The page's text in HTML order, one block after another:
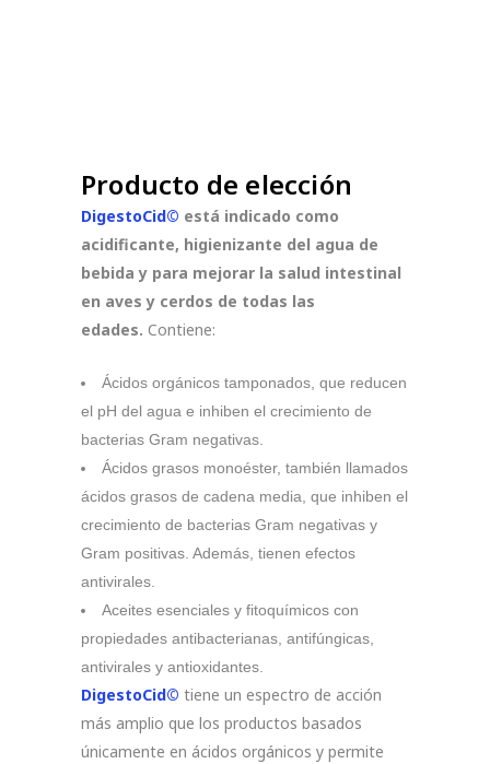
Producto de elección
DigestoCid© está indicado como
acidificante, higienizante del agua de
bebida y para mejorar la salud intestinal
en aves y cerdos de todas las
edades. Contiene:
Ácidos orgánicos tamponados, que reducen
el pH del agua e inhiben el crecimiento de
bacterias Gram negativas.
Ácidos grasos monoéster, también llamados
ácidos grasos de cadena media, que inhiben el
crecimiento de bacterias Gram negativas y
Gram positivas. Además, tienen efectos
antivirales.
Aceites esenciales y fitoquímicos con
propiedades antibacterianas, antifúngicas,
antivirales y antioxidantes.
DigestoCid© tiene un espectro de acción
más amplio que los productos basados
únicamente en ácidos orgánicos y permite